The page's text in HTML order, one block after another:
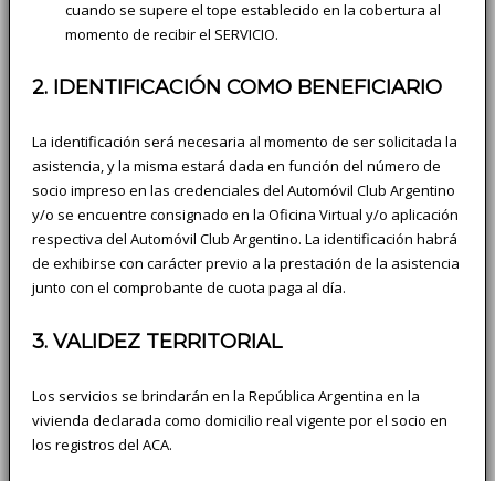
cuando se supere el tope establecido en la cobertura al
momento de recibir el SERVICIO.
2. IDENTIFICACIÓN COMO BENEFICIARIO
La identificación será necesaria al momento de ser solicitada la
asistencia, y la misma estará dada en función del número de
socio impreso en las credenciales del Automóvil Club Argentino
y/o se encuentre consignado en la Oficina Virtual y/o aplicación
respectiva del Automóvil Club Argentino. La identificación habrá
de exhibirse con carácter previo a la prestación de la asistencia
junto con el comprobante de cuota paga al día.
3. VALIDEZ TERRITORIAL
Los servicios se brindarán en la República Argentina en la
vivienda declarada como domicilio real vigente por el socio en
los registros del ACA.